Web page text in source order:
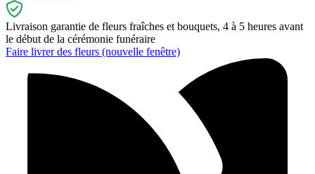
Livraison garantie de fleurs fraîches et bouquets, 4 à 5 heures avant
le début de la cérémonie funéraire
Faire livrer des fleurs (nouvelle fenêtre)